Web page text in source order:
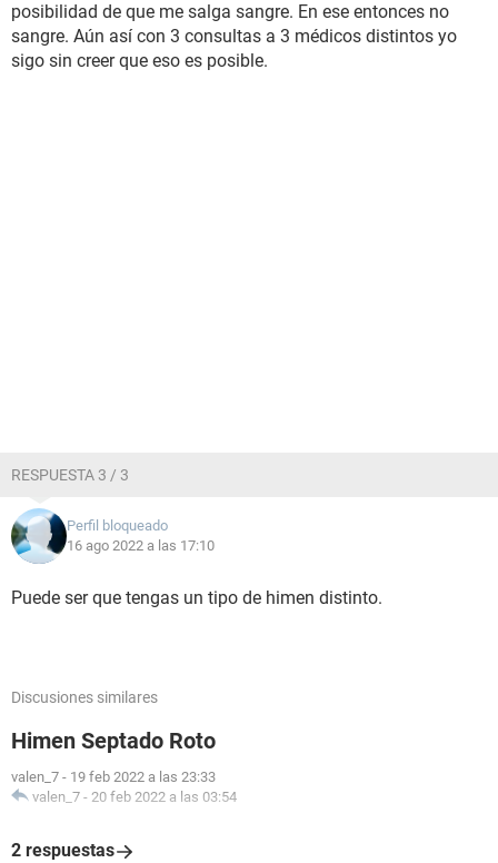
posibilidad de que me salga sangre. En ese entonces no
sangre. Aún así con 3 consultas a 3 médicos distintos yo
sigo sin creer que eso es posible.
RESPUESTA 3 / 3
Perfil bloqueado
16 ago 2022 a las 17:10
Puede ser que tengas un tipo de himen distinto.
Discusiones similares
Himen Septado Roto
valen_7 - 19 feb 2022 a las 23:33
valen_7 - 20 feb 2022 a las 03:54
2 respuestas